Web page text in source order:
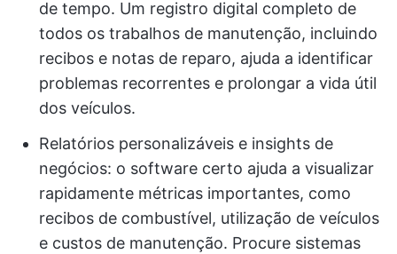
de tempo. Um registro digital completo de
todos os trabalhos de manutenção, incluindo
recibos e notas de reparo, ajuda a identificar
problemas recorrentes e prolongar a vida útil
dos veículos.
Relatórios personalizáveis e insights de
negócios: o software certo ajuda a visualizar
rapidamente métricas importantes, como
recibos de combustível, utilização de veículos
e custos de manutenção. Procure sistemas